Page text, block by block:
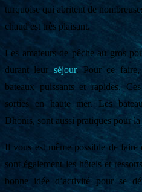
turquoise qui abritent de
chaud est très plaisant.
Les amateurs de pêche au gros
durant leur séjour. Pour ce faire,
bateaux puissants et rapides.
sorties en haute mer. Les
Dhonis, sont aussi pratiques pour
Il vous est même possible de faire
sont également les hôtels et
bonne idée d’activité pour se